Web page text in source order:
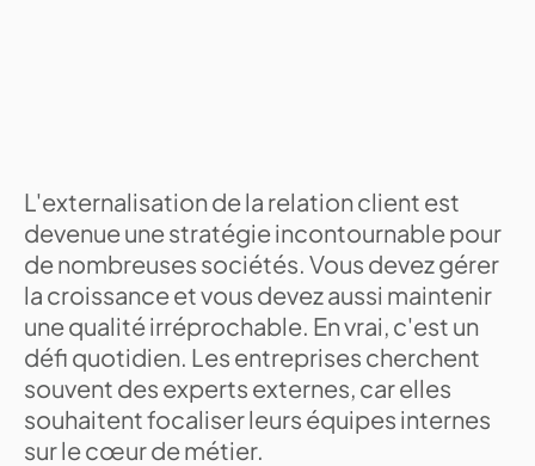
L'externalisation de la relation client est
devenue une stratégie incontournable pour
de nombreuses sociétés. Vous devez gérer
la croissance et vous devez aussi maintenir
une qualité irréprochable. En vrai, c'est un
défi quotidien. Les entreprises cherchent
souvent des experts externes, car elles
souhaitent focaliser leurs équipes internes
sur le cœur de métier.